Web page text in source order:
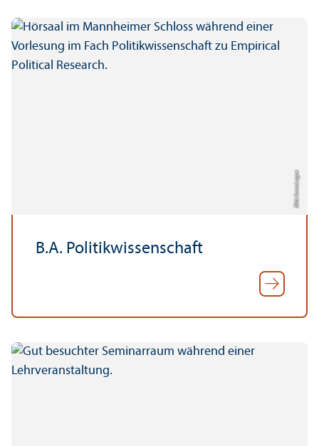
Bild: Anna Logue
B.A. Politik­wissenschaft